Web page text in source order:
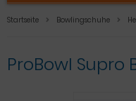
Startseite Bowlingschuhe
ProBowl Supro